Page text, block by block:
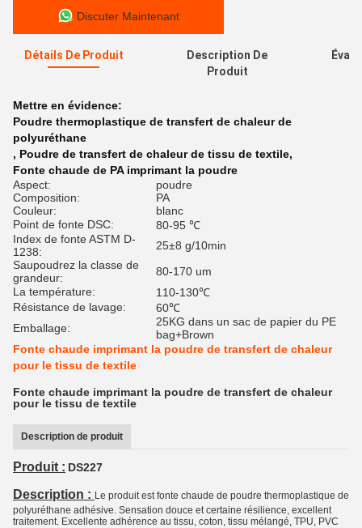
Discuter Maintenant
Détails De Produit
Description De
Produit
Mettre en évidence:
Poudre thermoplastique de transfert de chaleur de
polyuréthane
, Poudre de transfert de chaleur de tissu de textile,
Fonte chaude de PA imprimant la poudre
Aspect:
poudre
Composition:
PA
Couleur:
blanc
Point de fonte DSC:
80-95 ℃
Index de fonte ASTM D-
1238:
25±8 g/10min
Saupoudrez la classe de
grandeur:
80-170 um
La température:
110-130℃
Résistance de lavage:
60℃
Emballage:
25KG dans un sac de papier du PE
bag+Brown
Fonte chaude imprimant la poudre de transfert de chaleur
pour le tissu de textile
Fonte chaude imprimant la poudre de transfert de chaleur
pour le tissu de textile
Description de produit
Produit : DS227
Description : Le produit est fonte chaude de poudre thermoplastique de
polyuréthane adhésive. Sensation douce et certaine résilience, excellent
traitement. Excellente adhérence au tissu, coton, tissu mélangé, TPU, PVC